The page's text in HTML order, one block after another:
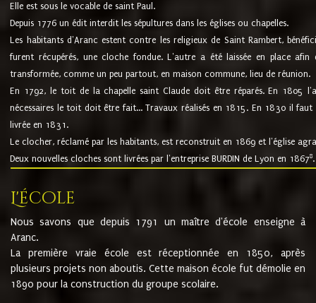
Elle est sous le vocable de saint Paul.
Depuis 1776 un édit interdit les sépultures dans les églises ou chapelles.
Les habitants d'Aranc estent contre les religieux de Saint Rambert,
furent récupérés, une cloche fondue. L'autre a été laissée en place
transformée, comme un peu partout, en maison commune, lieu de réunion.
En 1792, le toit de la chapelle saint Claude doit être réparés. En 1805
nécessaires le toit doit être fait... Travaux réalisés en 1815. En 1830 il
livrée en 1831.
Le clocher, réclamé par les habitants, est reconstruit en 1869 et l'église
Deux nouvelles cloches sont livrées par l'entreprise BURDIN de Lyon en 18678.
L'école
Nous savons que depuis 1791 un maître d'école enseigne à
Aranc.
La première vraie école est réceptionnée en 1850, après
plusieurs projets non aboutis. Cette maison école fut démolie en
1890 pour la construction du groupe scolaire.